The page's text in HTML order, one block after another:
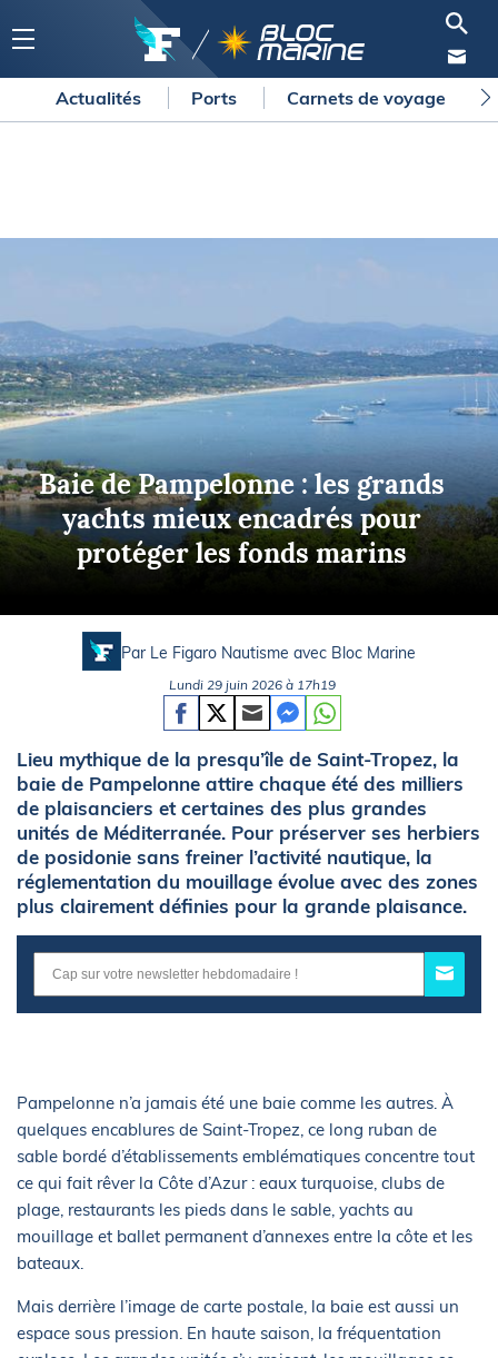
Actualités Ports Carnets de voyage
Baie de Pampelonne : les grands
yachts mieux encadrés pour
protéger les fonds marins
Par Le Figaro Nautisme avec Bloc Marine
Lundi 29 juin 2026 à 17h19
Lieu mythique de la presqu’île de Saint-Tropez, la
baie de Pampelonne attire chaque été des milliers
de plaisanciers et certaines des plus grandes
unités de Méditerranée. Pour préserver ses herbiers
de posidonie sans freiner l’activité nautique, la
réglementation du mouillage évolue avec des zones
plus clairement définies pour la grande plaisance.
Pampelonne n’a jamais été une baie comme les autres. À
quelques encablures de Saint-Tropez, ce long ruban de
sable bordé d’établissements emblématiques concentre tout
ce qui fait rêver la Côte d’Azur : eaux turquoise, clubs de
plage, restaurants les pieds dans le sable, yachts au
mouillage et ballet permanent d’annexes entre la côte et les
bateaux.
Mais derrière l’image de carte postale, la baie est aussi un
espace sous pression. En haute saison, la fréquentation